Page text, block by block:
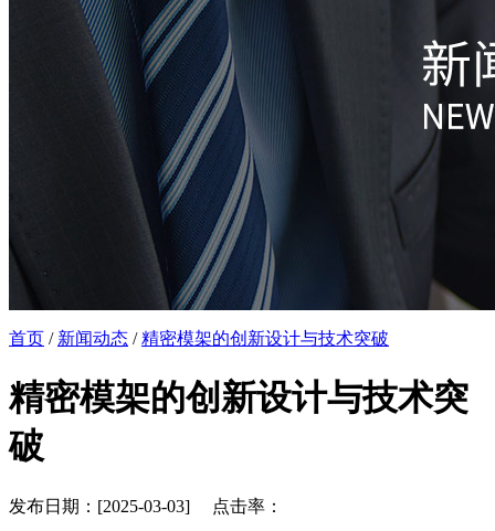
首页 / 新闻动态 /精密模架的创新设计与技术突破
精密模架的创新设计与技术突
破
发布日期：[2025-03-03] 点击率：